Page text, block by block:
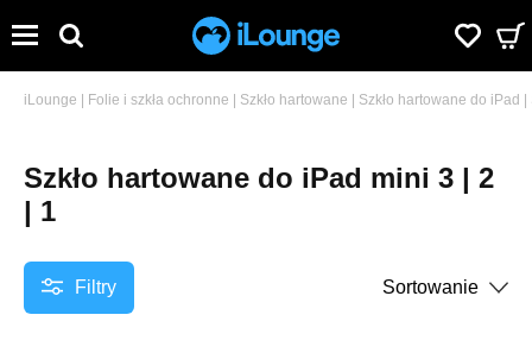
iLounge Folie i szkła ochronne Szkło hartowane Szkło hartowane do iPad
Szkło hartowane do iPad mini 3 | 2
| 1
Filtry Sortowanie